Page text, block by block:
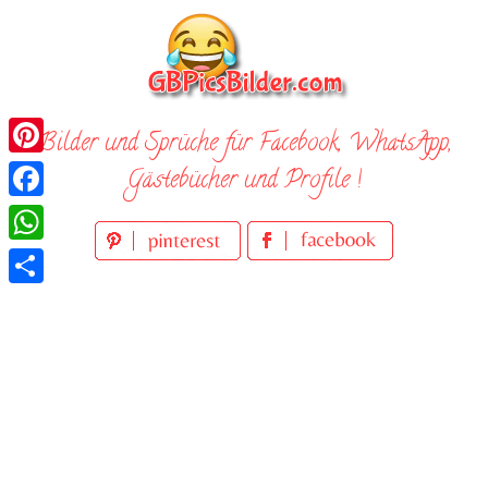
Bilder und Sprüche für Facebook, WhatsApp,
Gästebücher und Profile !
Pinterest
Facebook
WhatsApp